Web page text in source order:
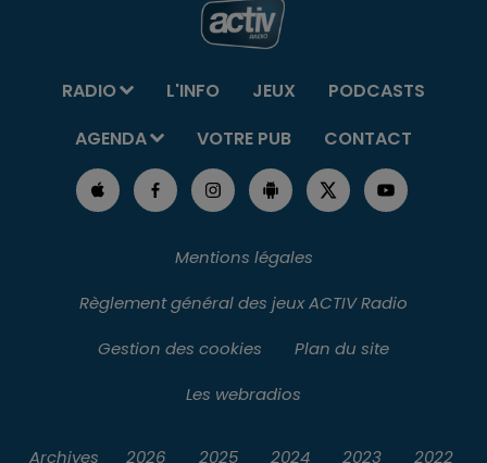
RADIO L'INFO JEUX
PODCASTS
AGENDA
VOTRE PUB CONTACT
Mentions légales
Règlement général des jeux ACTIV Radio
Gestion des cookies
Plan du site
Les webradios
Archives 2026 2025 2024 2023 2022